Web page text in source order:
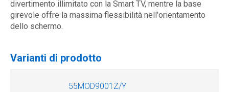
divertimento illimitato con la Smart TV, mentre la base
girevole offre la massima flessibilità nell'orientamento
dello schermo.
Varianti di prodotto
55MOD9001Z/Y